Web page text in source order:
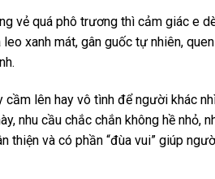
vẻ quá phô trương thì cảm giác e
xanh mát, gân guốc tự nhiên,
lên hay vô tình để người khác
nhu cầu chắc chắn không hề nhỏ,
và có phần “đùa vui” giúp